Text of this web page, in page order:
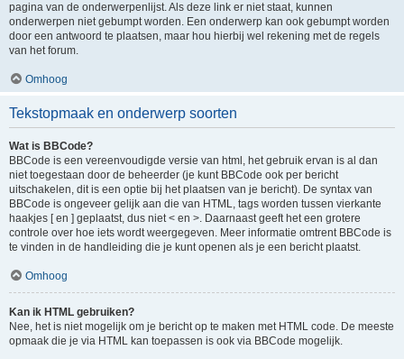
pagina van de onderwerpenlijst. Als deze link er niet staat, kunnen
onderwerpen niet gebumpt worden. Een onderwerp kan ook gebumpt worden
door een antwoord te plaatsen, maar hou hierbij wel rekening met de regels
van het forum.
Omhoog
Tekstopmaak en onderwerp soorten
Wat is BBCode?
BBCode is een vereenvoudigde versie van html, het gebruik ervan is al dan
niet toegestaan door de beheerder (je kunt BBCode ook per bericht
uitschakelen, dit is een optie bij het plaatsen van je bericht). De syntax van
BBCode is ongeveer gelijk aan die van HTML, tags worden tussen vierkante
haakjes [ en ] geplaatst, dus niet < en >. Daarnaast geeft het een grotere
controle over hoe iets wordt weergegeven. Meer informatie omtrent BBCode is
te vinden in de handleiding die je kunt openen als je een bericht plaatst.
Omhoog
Kan ik HTML gebruiken?
Nee, het is niet mogelijk om je bericht op te maken met HTML code. De meeste
opmaak die je via HTML kan toepassen is ook via BBCode mogelijk.